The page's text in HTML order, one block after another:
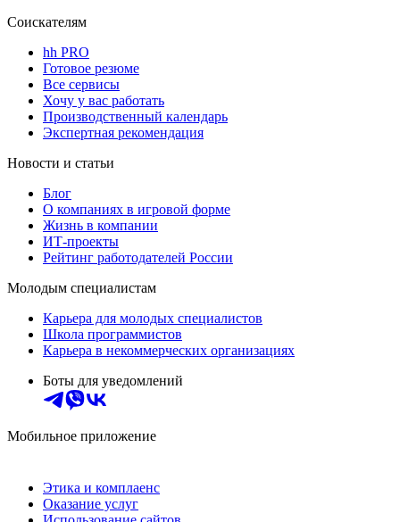
Соискателям
hh PRO
Готовое резюме
Все сервисы
Хочу у вас работать
Производственный календарь
Экспертная рекомендация
Новости и статьи
Блог
О компаниях в игровой форме
Жизнь в компании
ИТ-проекты
Рейтинг работодателей России
Молодым специалистам
Карьера для молодых специалистов
Школа программистов
Карьера в некоммерческих организациях
Боты для уведомлений
Мобильное приложение
Этика и комплаенс
Оказание услуг